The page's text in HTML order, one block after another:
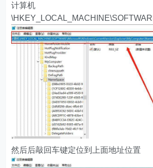
计算机
然后后敲回车键定位到上面地址位置